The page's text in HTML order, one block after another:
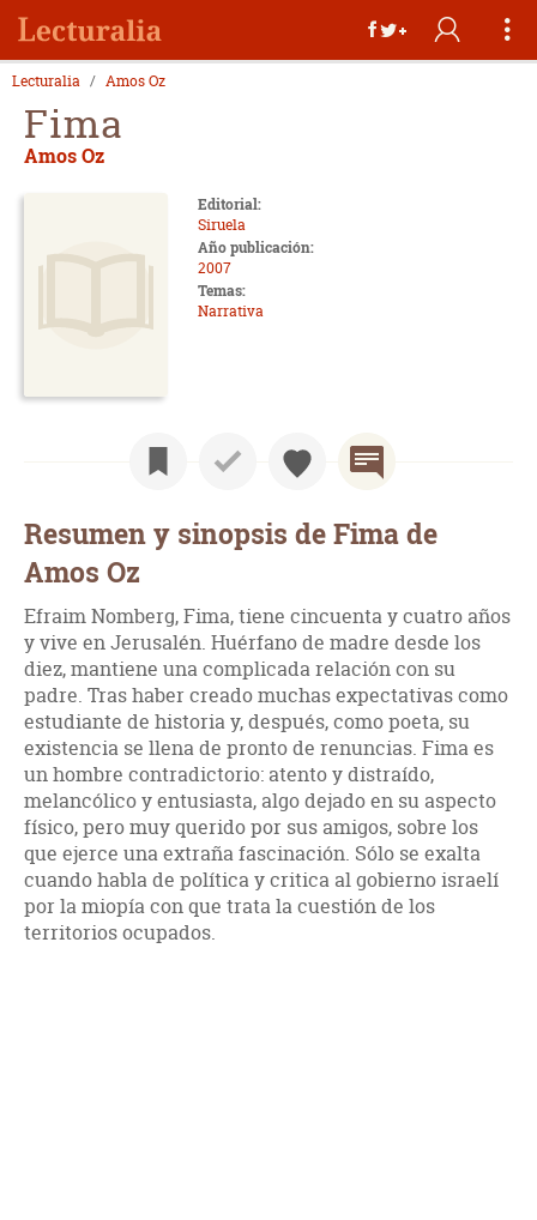
Lecturalia Amos Oz
Fima
Amos Oz
Editorial:
Siruela
Año publicación:
2007
Temas:
Narrativa
Resumen y sinopsis de Fima de
Amos Oz
Efraim Nomberg, Fima, tiene cincuenta y cuatro años
y vive en Jerusalén. Huérfano de madre desde los
diez, mantiene una complicada relación con su
padre. Tras haber creado muchas expectativas como
estudiante de historia y, después, como poeta, su
existencia se llena de pronto de renuncias. Fima es
un hombre contradictorio: atento y distraído,
melancólico y entusiasta, algo dejado en su aspecto
físico, pero muy querido por sus amigos, sobre los
que ejerce una extraña fascinación. Sólo se exalta
cuando habla de política y critica al gobierno israelí
por la miopía con que trata la cuestión de los
territorios ocupados.